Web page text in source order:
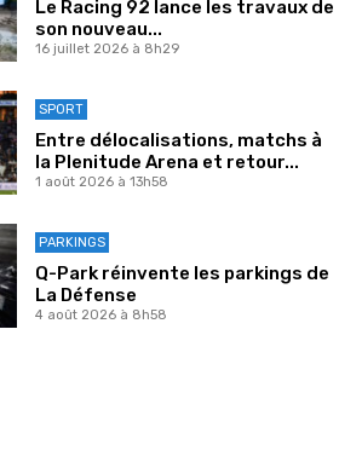
Le Racing 92 lance les travaux de
son nouveau...
16 juillet 2026 à 8h29
SPORT
Entre délocalisations, matchs à
la Plenitude Arena et retour...
1 août 2026 à 13h58
PARKINGS
Q-Park réinvente les parkings de
La Défense
4 août 2026 à 8h58